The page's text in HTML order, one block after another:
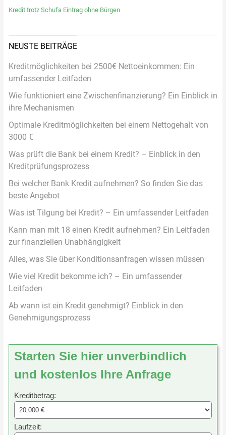
Kredit trotz Schufa Eintrag ohne Bürgen
NEUSTE BEITRÄGE
Kreditmöglichkeiten bei 2500€ Nettoeinkommen: Ein
umfassender Leitfaden
Wie funktioniert eine Zwischenfinanzierung? Ein Einblick in
ihre Mechanismen
Optimale Kreditmöglichkeiten bei einem Nettogehalt von
3000 €
Was prüft die Bank bei einem Kredit? – Einblick in den
Kreditprüfungsprozess
Bei welcher Bank Kredit aufnehmen? So finden Sie das
beste Angebot
Was ist Tilgung bei Kredit? – Ein umfassender Leitfaden
Kann man mit 18 einen Kredit aufnehmen? Ein Leitfaden
zur finanziellen Unabhängigkeit
Alles, was Sie über Konditionsanfragen wissen müssen
Wie viel Kredit bekomme ich? – Ein umfassender
Leitfaden
Ab wann ist ein Kredit genehmigt? Einblick in den
Genehmigungsprozess
Starten Sie hier unverbindlich
und kostenlos Ihre Anfrage
Kreditbetrag:
Laufzeit: